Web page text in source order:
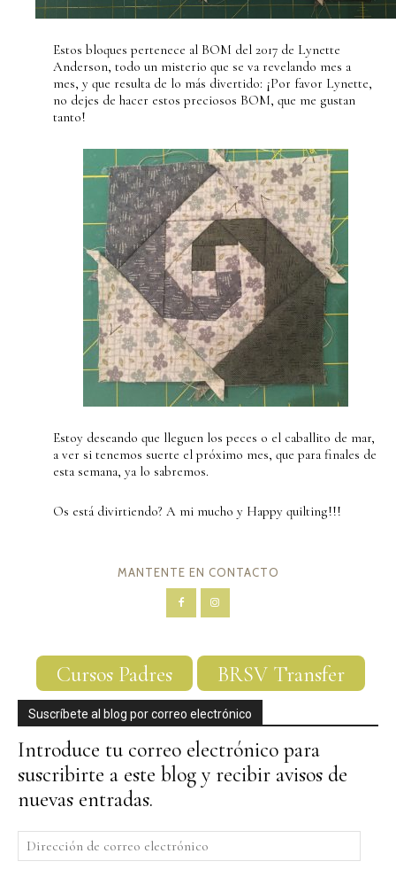
Estos bloques pertenece al BOM del 2017 de Lynette
Anderson, todo un misterio que se va revelando mes a
mes, y que resulta de lo más divertido: ¡Por favor Lynette,
no dejes de hacer estos preciosos BOM, que me gustan
tanto!
Estoy deseando que lleguen los peces o el caballito de mar,
a ver si tenemos suerte el próximo mes, que para finales de
esta semana, ya lo sabremos.
Os está divirtiendo? A mi mucho y Happy quilting!!!
MANTENTE EN CONTACTO
Cursos Padres BRSV Transfer
Suscríbete al blog por correo electrónico
Introduce tu correo electrónico para
suscribirte a este blog y recibir avisos de
nuevas entradas.
Dirección
de